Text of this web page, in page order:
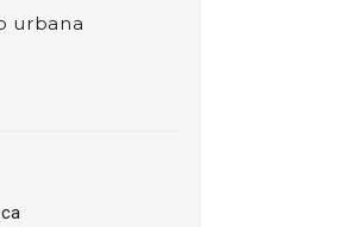
urbana